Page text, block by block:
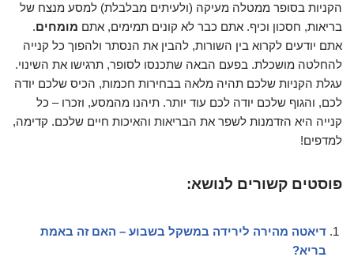
הקניות בסופר ממטלה מעיקה (ולעיתים מבלבלת) למסע מנצח של
בריאות, חסכון וכיף. אתם כבר לא קונים תמימים, אתם מומחים.
אתם יודעים לקרוא בין השורות, להבין את הנסתר ולהפוך כל קנייה
להחלטה מושכלת. בפעם הבאה שתכנסו לסופר, תרגישו את השינוי.
עגלת הקניות שלכם תהיה מלאה בבחירות חכמות, הכיס שלכם יודה
לכם, והגוף שלכם יודה לכם עוד יותר. תיהנו מהמסע, וזכרו – כל
קנייה היא הזדמנות לשפר את הבריאות והאיכות חיים שלכם. קדימה,
למדפים!
פוסטים קשורים לנושא:
דיאטה מהירה לירידה במשקל בשבוע – האם זה באמת
בריא?